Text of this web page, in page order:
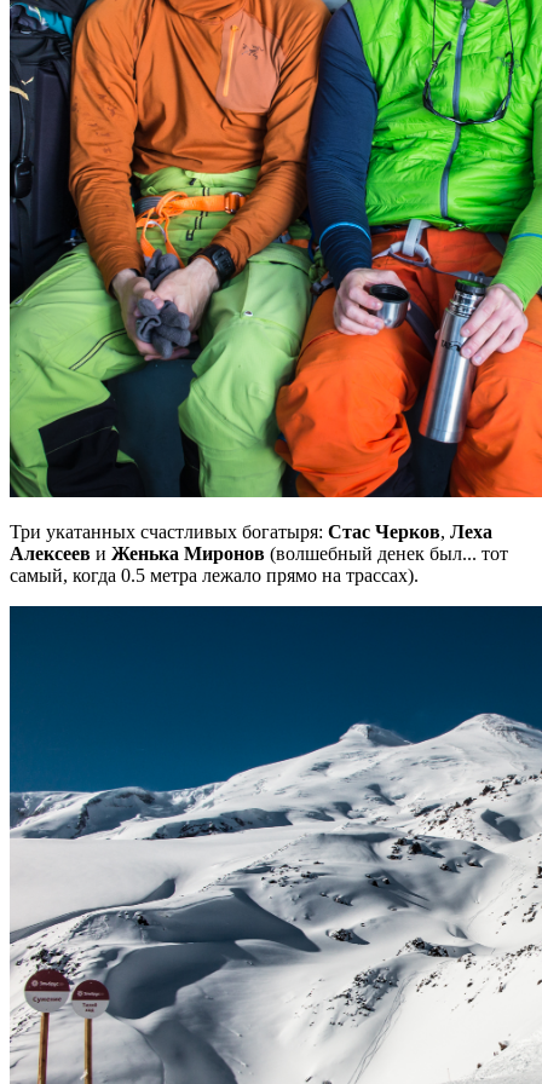
Три укатанных счастливых богатыря: Стас Черков, Леха
Алексеев и Женька Миронов (волшебный денек был... тот
самый, когда 0.5 метра лежало прямо на трассах).